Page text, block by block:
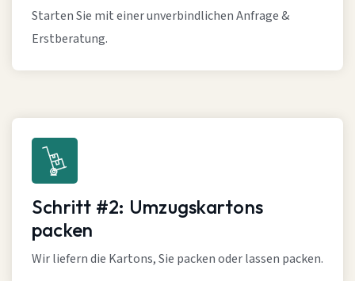
Starten Sie mit einer unverbindlichen Anfrage &
Erstberatung.
Schritt #2: Umzugskartons
packen
Wir liefern die Kartons, Sie packen oder lassen packen.